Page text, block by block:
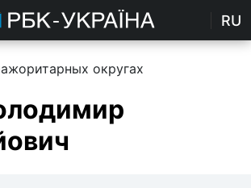
RU
округах